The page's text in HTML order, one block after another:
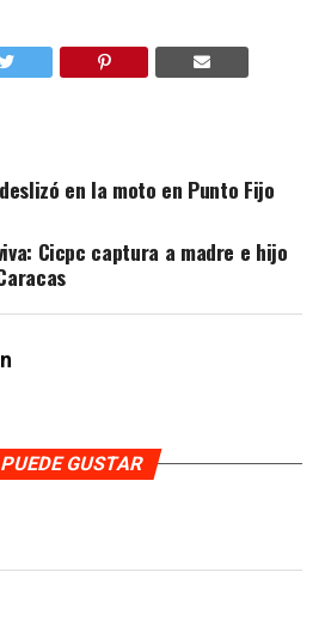
en la moto en Punto Fijo
Cicpc captura a madre e hijo
GUSTAR